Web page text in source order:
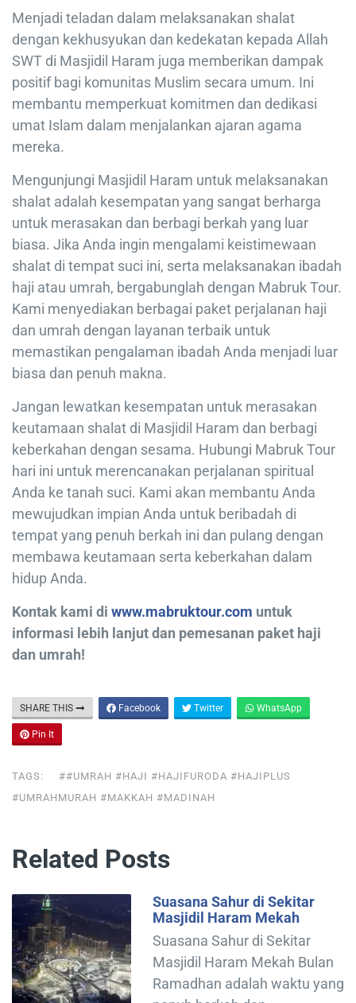
Menjadi teladan dalam melaksanakan shalat
dengan kekhusyukan dan kedekatan kepada Allah
SWT di Masjidil Haram juga memberikan dampak
positif bagi komunitas Muslim secara umum. Ini
membantu memperkuat komitmen dan dedikasi
umat Islam dalam menjalankan ajaran agama
mereka.
Mengunjungi Masjidil Haram untuk melaksanakan
shalat adalah kesempatan yang sangat berharga
untuk merasakan dan berbagi berkah yang luar
biasa. Jika Anda ingin mengalami keistimewaan
shalat di tempat suci ini, serta melaksanakan ibadah
haji atau umrah, bergabunglah dengan Mabruk Tour.
Kami menyediakan berbagai paket perjalanan haji
dan umrah dengan layanan terbaik untuk
memastikan pengalaman ibadah Anda menjadi luar
biasa dan penuh makna.
Jangan lewatkan kesempatan untuk merasakan
keutamaan shalat di Masjidil Haram dan berbagi
keberkahan dengan sesama. Hubungi Mabruk Tour
hari ini untuk merencanakan perjalanan spiritual
Anda ke tanah suci. Kami akan membantu Anda
mewujudkan impian Anda untuk beribadah di
tempat yang penuh berkah ini dan pulang dengan
membawa keutamaan serta keberkahan dalam
hidup Anda.
Kontak kami di www.mabruktour.com untuk
informasi lebih lanjut dan pemesanan paket haji
dan umrah!
SHARE THIS Facebook Twitter WhatsApp
Pin It
TAGS:
##UMRAH #HAJI #HAJIFURODA #HAJIPLUS
#UMRAHMURAH #MAKKAH #MADINAH
Related Posts
Suasana Sahur di Sekitar
Masjidil Haram Mekah
Suasana Sahur di Sekitar
Masjidil Haram Mekah Bulan
Ramadhan adalah waktu yang